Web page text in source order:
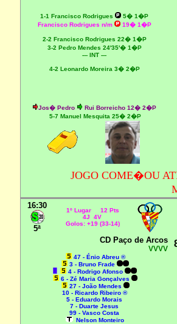
1-1 Francisco Rodrigues
5� 1�P
Francisco Rodrigues n/m
19� 1�P
2-2 Francisco Rodrigues 22� 1�P
3-2 Pedro Mendes 24'35'� 1�P
--- INT ---
4-2 Leonardo Moreira 3� 2�P
Jos� Pedro
Rui Borreicho 12� 2�P
5-7 Manuel Mesquita 25� 2�P
JOGO COME�OU
16:30
5ª
1º Lugar 12 Pts
4J 4V
Golos: +19 (33-14)
CD Paço de Arcos
VVVV
47 - Énio Abreu ®
3 - Bruno Frade
4 - Rodrigo Afonso
6 - Zé Maria Gonçalves
27 - João Mendes
10 - Ricardo Ribeiro ®
5 - Eduardo Morais
7 - Duarte Jesus
99 - Vasco Costa
Nelson Monteiro